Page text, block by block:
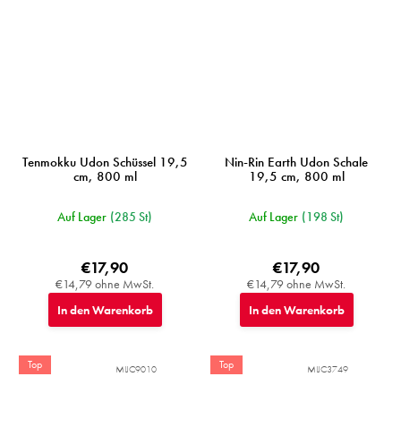
Tenmokku Udon Schüssel 19,5
cm, 800 ml
Auf Lager (285 St)
€14,79 ohne MwSt.
€17,90
In den Warenkorb
Nin-Rin Earth Udon Schale
19,5 cm, 800 ml
Auf Lager (198 St)
€14,79 ohne MwSt.
€17,90
In den Warenkorb
Top MIJC9010 Top MIJC3749